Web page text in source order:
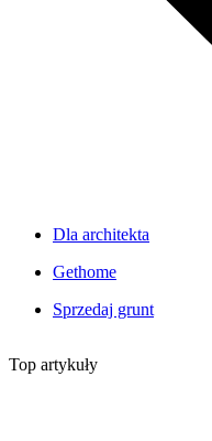
Dla architekta
Gethome
Sprzedaj grunt
Top artykuły